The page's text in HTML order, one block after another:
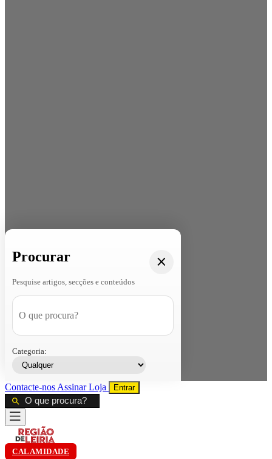
Procurar
Pesquise artigos, secções e conteúdos
Categoria:
Contacte-nos AssinarLoja Entrar
CALAMIDADE